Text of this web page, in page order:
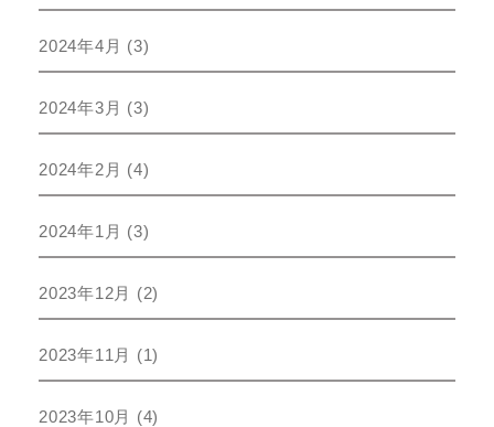
2024年4月 (3)
2024年3月 (3)
2024年2月 (4)
2024年1月 (3)
2023年12月 (2)
2023年11月 (1)
2023年10月 (4)